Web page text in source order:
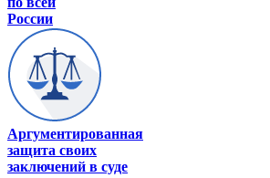
России
Аргументированная
защита своих
заключений в суде